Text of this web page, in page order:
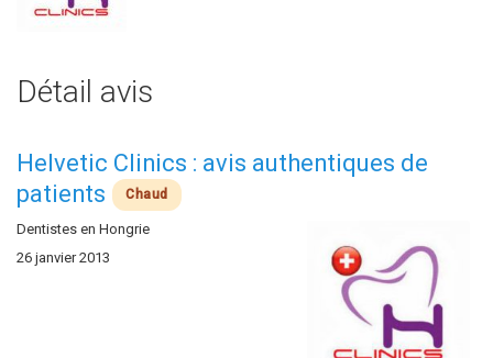
Détail avis
Helvetic Clinics : avis authentiques de
patients
Chaud
Dentistes en Hongrie
26 janvier 2013